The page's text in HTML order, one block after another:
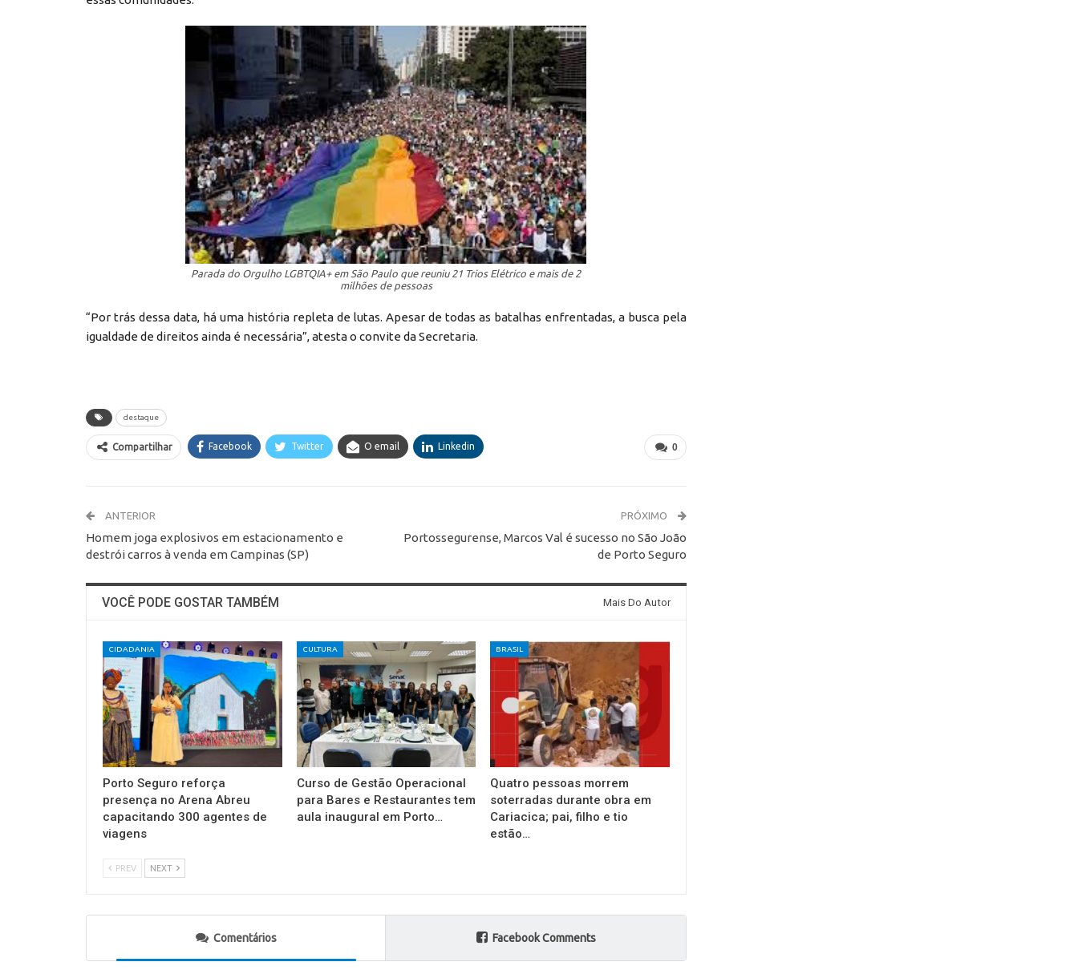
Parada do Orgulho LGBTQIA+ em São Paulo que reuniu 21 Trios Elétrico e mais de 2
milhões de pessoas
“Por trás dessa data, há uma história repleta de lutas. Apesar de todas as batalhas enfrentadas, a busca pela
igualdade de direitos ainda é necessária”, atesta o convite da Secretaria.
destaque
0
Compartilhar Facebook Twitter O email Linkedin
ANTERIOR
Homem joga explosivos em estacionamento e
destrói carros à venda em Campinas (SP)
PRÓXIMO
Portossegurense, Marcos Val é sucesso no São João
de Porto Seguro
VOCÊ PODE GOSTAR TAMBÉM Mais Do Autor
CIDADANIA
Porto Seguro reforça
presença no Arena Abreu
capacitando 300 agentes de
viagens
CULTURA
Curso de Gestão Operacional
para Bares e Restaurantes tem
aula inaugural em Porto…
BRASIL
Quatro pessoas morrem
soterradas durante obra em
Cariacica; pai, filho e tio
estão…
PREV NEXT
Comentários Facebook Comments